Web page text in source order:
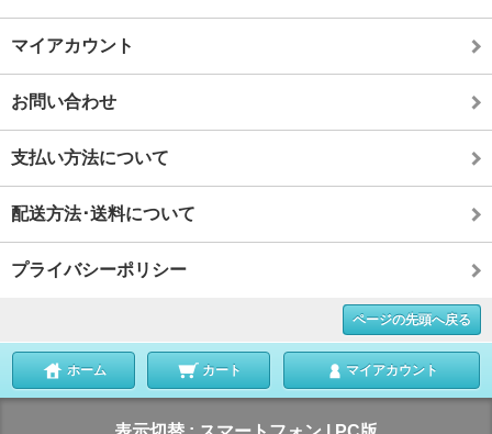
マイアカウント
お問い合わせ
支払い方法について
配送方法･送料について
プライバシーポリシー
ページの先頭へ戻る
ホーム カート マイアカウント